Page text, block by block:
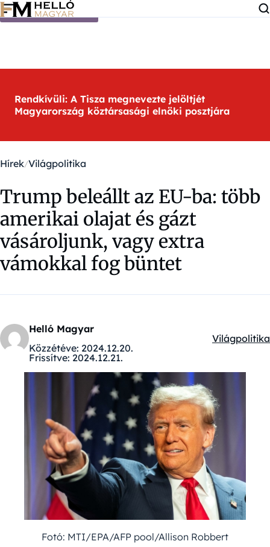
Ugrás a tartalomra
Rendkívüli: A Tisza megnevezte jelöltjét
Magyarország köztársasági elnöki posztjára
Hírek Világpolitika
Trump beleállt az EU-ba: több
amerikai olajat és gázt
vásároljunk, vagy extra
vámokkal fog büntet
Helló Magyar
Közzétéve: 2024.12.20.
Frissítve: 2024.12.21.
Kategóriák:
Világpolitika
Fotó: MTI/EPA/AFP pool/Allison Robbert